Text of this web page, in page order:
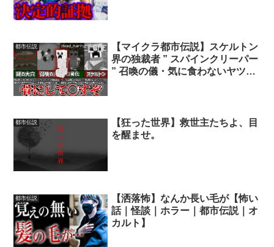
都市伝説
【マイクラ都市伝説】スケルトン
界の独裁者 ” スパインクリーパー
” 召喚の儀・気に食わないヤツは
都市伝説
【狂った世界】救世主たちよ、目
を醒ませ。
都市伝説
【洒落怖】なんか長い毛が【怖い
話｜怪談｜ホラー｜都市伝説｜オ
カルト】